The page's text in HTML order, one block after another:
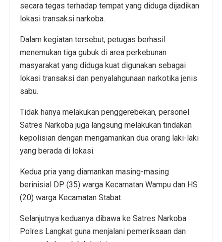
secara tegas terhadap tempat yang diduga dijadikan
lokasi transaksi narkoba.
Dalam kegiatan tersebut, petugas berhasil
menemukan tiga gubuk di area perkebunan
masyarakat yang diduga kuat digunakan sebagai
lokasi transaksi dan penyalahgunaan narkotika jenis
sabu.
Tidak hanya melakukan penggerebekan, personel
Satres Narkoba juga langsung melakukan tindakan
kepolisian dengan mengamankan dua orang laki-laki
yang berada di lokasi.
Kedua pria yang diamankan masing-masing
berinisial DP (35) warga Kecamatan Wampu dan HS
(20) warga Kecamatan Stabat.
Selanjutnya keduanya dibawa ke Satres Narkoba
Polres Langkat guna menjalani pemeriksaan dan